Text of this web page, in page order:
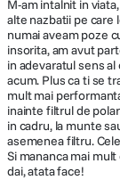
M-am intalnit in
alte nazbatii pe care
numai aveam poze
insorita, am avut
in adevaratul sens
acum. Plus ca ti se
mult mai
inainte filtrul de
in cadru, la munte
asemenea filtru.
Si mananca mai
dai, atata face!